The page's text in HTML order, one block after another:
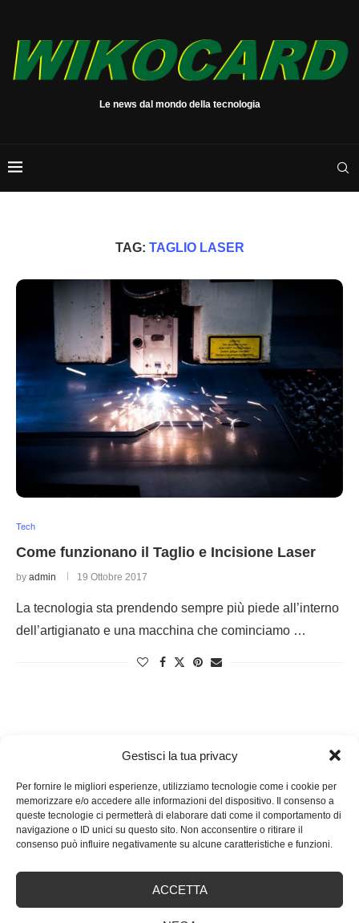
Gestisci la tua privacy
Per fornire le migliori esperienze, utilizziamo tecnologie come i cookie per
memorizzare e/o accedere alle informazioni del dispositivo. Il consenso a
queste tecnologie ci permetterà di elaborare dati come il comportamento di
navigazione o ID unici su questo sito. Non acconsentire o ritirare il
consenso può influire negativamente su alcune caratteristiche e funzioni.
ACCETTA
Le news dal mondo della tecnologia
TAG: TAGLIO LASER
Tech
Come funzionano il Taglio e Incisione Laser
by admin 19 Ottobre 2017
La tecnologia sta prendendo sempre più piede all’interno
dell’artigianato e una macchina che cominciamo …
Quali sono le migliori marche di PC portatili?
Non accontentarti! Come ottenere di più dall’email